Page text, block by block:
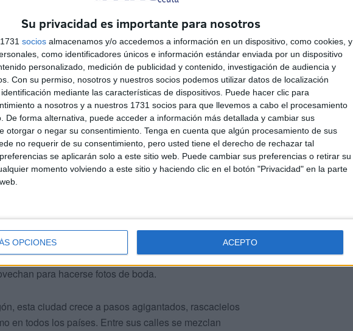
Su privacidad es importante para nosotros
socios almacenamos y/o accedemos a información en un dispositivo, como cookies, y
como identificadores únicos e información estándar enviada por un dispositivo
personalizado, medición de publicidad y contenido, investigación de audiencia y
Con su permiso, nosotros y nuestros socios podemos utilizar datos de localización
mediante las características de dispositivos. Puede hacer clic para
a nosotros y a nuestros 1731 socios para que llevemos a cabo el procesamiento
De forma alternativa, puede acceder a información más detallada y cambiar sus
otorgar o negar su consentimiento. Tenga en cuenta que algún procesamiento de sus
no requerir de su consentimiento, pero usted tiene el derecho de rechazar tal
se aplicarán solo a este sitio web. Puede cambiar sus preferencias o retirar su
momento volviendo a este sitio y haciendo clic en el botón "Privacidad" en la parte
OPCIONES ACEPTO
fue una caótica aventura. Para colmo mi hostal
gritos, claxon es ensordecedor. El hostal está
del tamaño de conejos que pululan por el hostal
acompañado por una rata que me miraba como
puedo y al bajar la escalera me cruzo con otra que
En recepción me dan como solución a un gato gordo
logro imaginármelo corriendo escaleras arriba
En mi vida no he visto tantas ratas como en Ho Chi
la población.
ciudad, tras unos kilómetros de caminata doy de frente
influencia francesa que es escoltado por jardines
para hacerse fotos de boda.
esta ciudad crece a pasos agigantados, rascacielos
en todos los países. Entre sus calles se mezclan